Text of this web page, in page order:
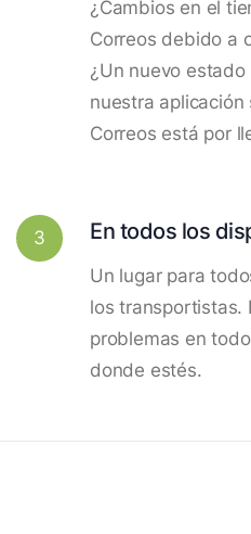
¿Cambios en el
Correos debido a
¿Un nuevo
nuestra
Correos está por
3 En todos los
Un lugar para
los transportistas.
problemas en
donde estés.